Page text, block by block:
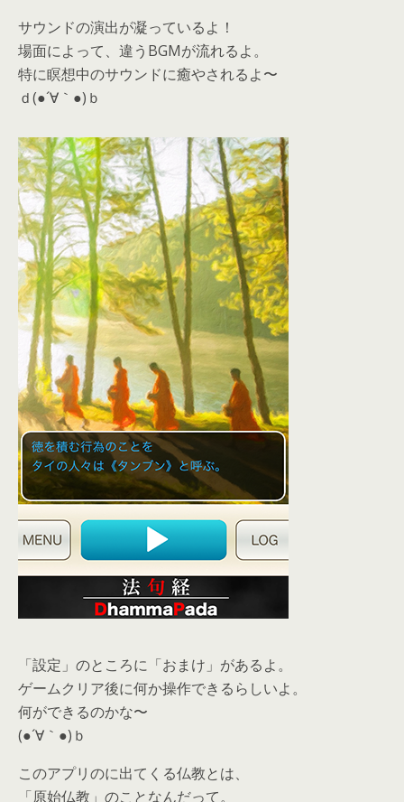
サウンドの演出が凝っているよ！
場面によって、違うBGMが流れるよ。
特に瞑想中のサウンドに癒やされるよ〜
ｄ(●´∀｀●)ｂ
「設定」のところに「おまけ」があるよ。
ゲームクリア後に何か操作できるらしいよ。
何ができるのかな〜
(●´∀｀●)ｂ
このアプリのに出てくる仏教とは、
「原始仏教」のことなんだって。